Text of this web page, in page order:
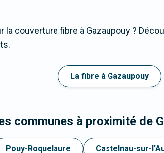
couverture fibre à Gazaupouy ?
La fibre à Gazaupouy
communes à proximité de
Pouy-Roquelaure Castelnau-sur-